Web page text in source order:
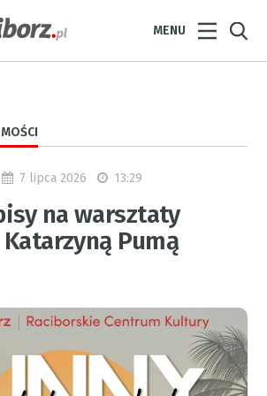
MENU
7 lipca 2026 13:29
na warsztaty
Pumą